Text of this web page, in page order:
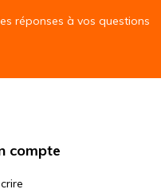
réponses à vos questions
compte